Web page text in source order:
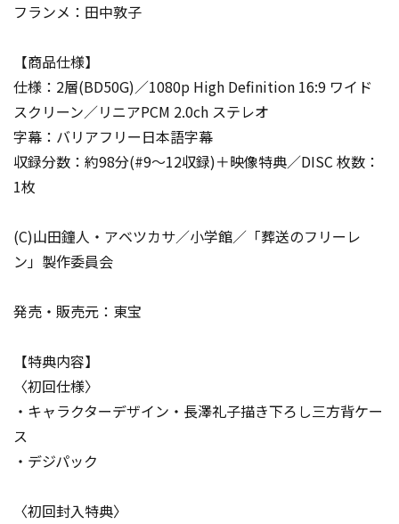
フランメ：田中敦子
【商品仕様】
仕様：2層(BD50G)／1080p High Definition 16:9 ワイド
スクリーン／リニアPCM 2.0ch ステレオ
字幕：バリアフリー日本語字幕
収録分数：約98分(#9～12収録)＋映像特典／DISC 枚数：
1枚
(C)山田鐘人・アベツカサ／小学館／「葬送のフリーレ
ン」製作委員会
発売・販売元：東宝
【特典内容】
〈初回仕様〉
・キャラクターデザイン・長澤礼子描き下ろし三方背ケー
ス
・デジパック
〈初回封入特典〉